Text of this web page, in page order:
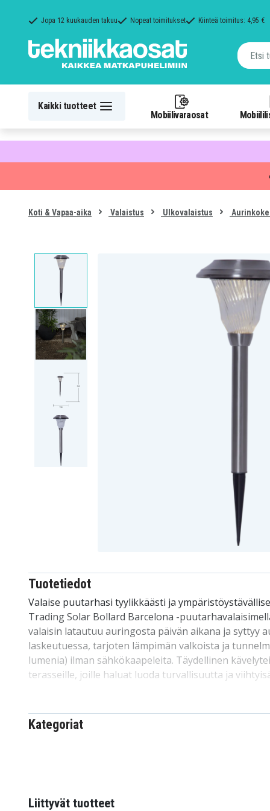
Jopa 12 kuukauden takuu Nopeat toimitukset Kiinteä toimitus: 4,95 €
Kaikki tuotteet
Mobiilivaraosat
Koti & Vapaa-aika Valaistus Ulkovalaistus
Tuotetiedot
Valaise puutarhasi tyylikkäästi ja
Trading Solar Bollard Barcelona -
valaisin latautuu auringosta päivän aikana ja syttyy
laskeutuessa, tarjoten lämpimän valkoista ja
lumenia) ilman sähkökaapeleita. Täydellinen
terasseille, joille haluat luoda turvallisuutta ja
Tekniset tiedot:
Merkki:
Kategoriat
Liittyvät tuotteet